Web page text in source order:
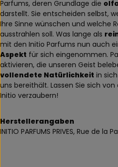
Parfums, deren Grundlage die
darstellt. Sie entscheiden selbst,
Ihre Sinne wünschen und welche
ausstrahlen soll. Was lange als
mit den Initio Parfums nun auch
Aspekt für sich eingenommen.
aktivieren, die unseren Geist
vollendete Natürlichkeit in
uns bereithält. Lassen Sie sich
Initio verzaubern!
Herstellerangaben
INITIO PARFUMS PRIVES, Rue de la